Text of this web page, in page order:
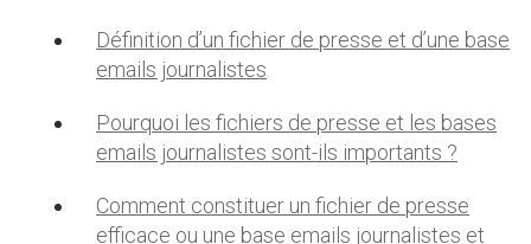
Définition d’un fichier de presse et d’une base
emails journalistes
Pourquoi les fichiers de presse et les bases
emails journalistes sont-ils importants ?
Comment constituer un fichier de presse
efficace ou une base emails journalistes et